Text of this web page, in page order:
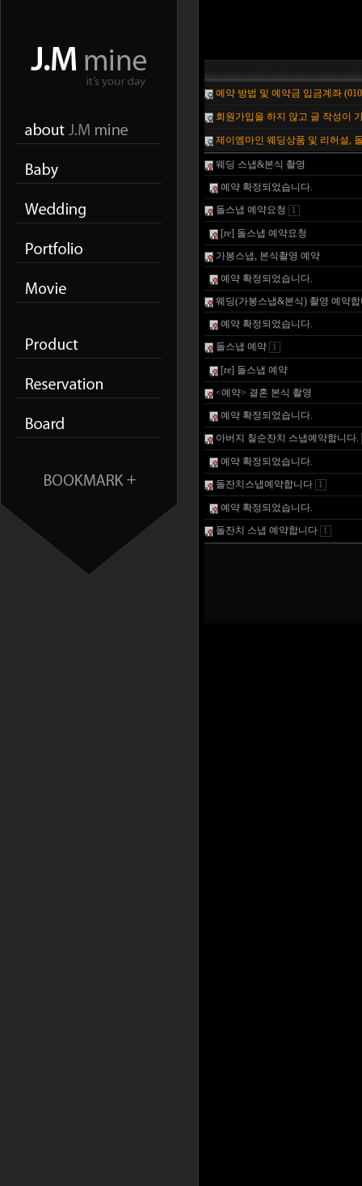
예약 방법 및 예약금 입금계좌
회원가입을 하지 않고 글 작성이
제이엠마인 웨딩상품 및 리허설,
웨딩 스냅&본식 촬영
예약 확정되었습니다.
돌스냅 예약요청
1
[re] 돌스냅 예약요청
가봉스냅, 본식촬영 예약
예약 확정되었습니다.
웨딩(가봉스냅&본식) 촬영 예약합
예약 확정되었습니다.
돌스냅 예약
1
[re] 돌스냅 예약
<예약> 결혼 본식 촬영
예약 확정되었습니다.
아버지 칠순잔치 스냅예약합니다.
예약 확정되었습니다.
돌잔치스냅예약합니다
1
예약 확정되었습니다.
돌잔치 스냅 예약합니다
1